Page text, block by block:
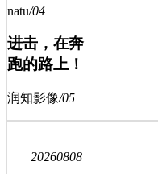
natu/04
进击，在奔
跑的路上！
润知影像/05
20260808